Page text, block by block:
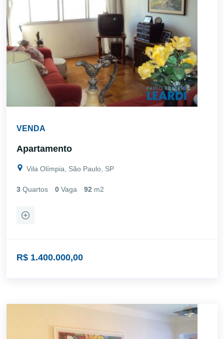
VENDA
Apartamento
Vila Olímpia, São Paulo, SP
3 Quartos 0 Vaga 92 m2
R$ 1.400.000,00